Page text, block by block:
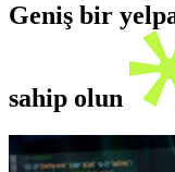
Geniş bir
sahip olun